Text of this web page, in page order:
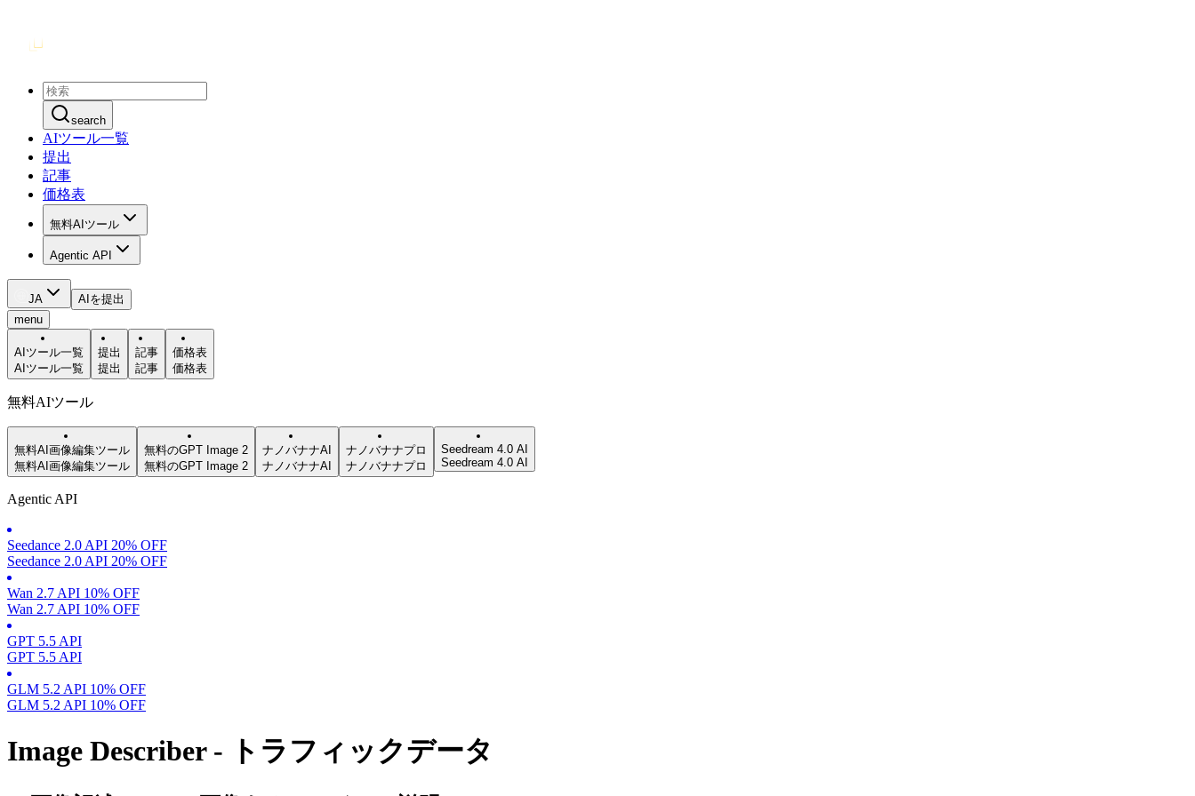
search
AIツール一覧
提出
記事
価格表
無料AIツール
Agentic API
JA
AIを提出
menu
AIツール一覧
AIツール一覧
提出
提出
記事
記事
価格表
価格表
無料AIツール
無料AI画像編集ツール
無料AI画像編集ツール
無料のGPT Image 2
無料のGPT Image 2
ナノバナナAI
ナノバナナAI
ナノバナナプロ
ナノバナナプロ
Seedream 4.0 AI
Seedream 4.0 AI
Agentic API
Seedance 2.0 API 20% OFF
Seedance 2.0 API 20% OFF
Wan 2.7 API 10% OFF
Wan 2.7 API 10% OFF
GPT 5.5 API
GPT 5.5 API
GLM 5.2 API 10% OFF
GLM 5.2 API 10% OFF
Image Describer - トラフィックデータ